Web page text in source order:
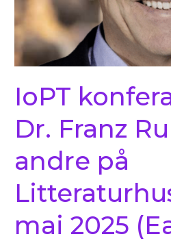
IoPT
Dr. Franz
andre på
mai 2025
på
Litteraturhuset
9.-10.
mai
(Early-
pris
til
31.12.)